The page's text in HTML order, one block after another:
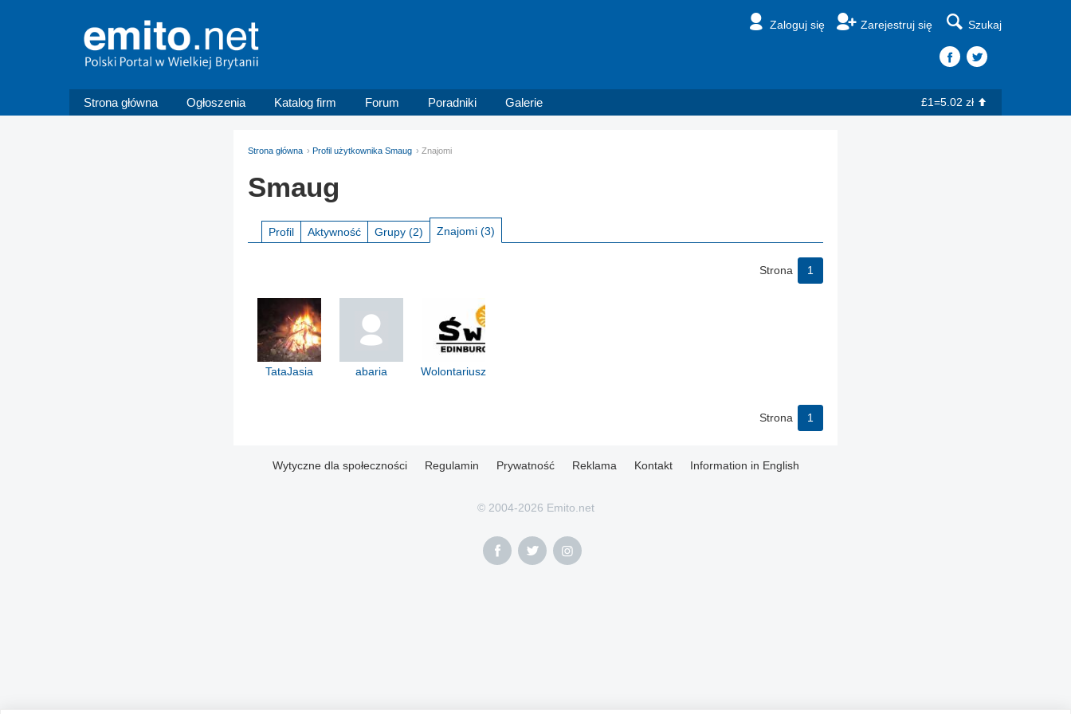
Zaloguj się Zarejestruj się Szukaj
Strona główna Ogłoszenia Katalog firm Forum Poradniki Galerie £1=5.02 zł
Strona główna Profil użytkownika Smaug Znajomi
Smaug
Profil Aktywność Grupy (2) Znajomi (3)
Strona 1
TataJasia abaria Wolontariusz
Strona 1
Wytyczne dla społeczności Regulamin Prywatność Reklama Kontakt Information in English
© 2004-2026 Emito.net